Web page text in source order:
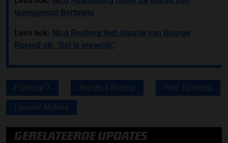
teamgenoot Bortoleto
Lees ook: Nico Rosberg legt situatie van George
Russell uit: "Dat is vreselijk"
Formule 1 Red Bull Racing Yuki Tsunoda
Laurent Mekies
GERELATEERDE UPDATES